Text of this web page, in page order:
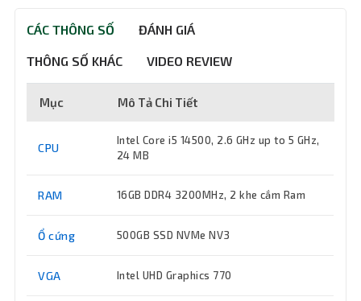
CÁC THÔNG SỐ ĐÁNH GIÁ
THÔNG SỐ KHÁC VIDEO REVIEW
Mục Mô Tả Chi Tiết
CPU
Intel Core i5 14500, 2.6 GHz up to 5 GHz,
24 MB
RAM 16GB DDR4 3200MHz, 2 khe cắm Ram
Ổ cứng 500GB SSD NVMe NV3
VGA Intel UHD Graphics 770